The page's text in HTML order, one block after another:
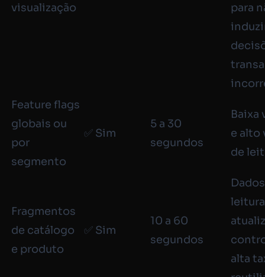
visualização
para
Feature flags
globais ou
por
segmento
✅ Sim
5 a 30
segundos
Baixa
e alto
de
Fragmentos
de catálogo
e produto
✅ Sim
10 a 60
segundos
alta